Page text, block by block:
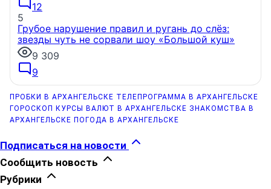
12
5
Грубое нарушение правил и ругань до слёз:
звезды чуть не сорвали шоу «Большой куш»
9 309
9
ПРОБКИ В АРХАНГЕЛЬСКЕ ТЕЛЕПРОГРАММА В АРХАНГЕЛЬСКЕ
ГОРОСКОП
КУРСЫ ВАЛЮТ В АРХАНГЕЛЬСКЕ ЗНАКОМСТВА В
АРХАНГЕЛЬСКЕ ПОГОДА В АРХАНГЕЛЬСКЕ
Подписаться на новости
Сообщить новость
Рубрики